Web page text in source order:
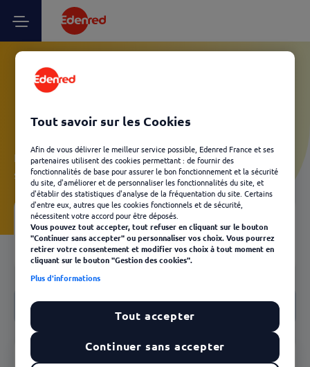
Vos questions Client
Kadéos - Nous contacter
Laissez-vous guider et découvrez, en quelques clics, les
solutions Edenred les plus adaptées à votre besoin.
04 Votre FAQ
Retour
Nous contacter
Vous souhaitez nous contacter ?
Tout savoir sur les Cookies
Afin de vous délivrer le meilleur service possible, Edenred France et ses
partenaires utilisent des cookies permettant : de fournir des
fonctionnalités de base pour assurer le bon fonctionnement et la sécurité
du site, d'améliorer et de personnaliser les fonctionnalités du site, et
d'établir des statistiques d'analyse de la fréquentation du site. Certains
d'entre eux, autres que les cookies fonctionnels et de sécurité,
nécessitent votre accord pour être déposés.
Vous pouvez tout accepter, tout refuser en cliquant sur le bouton
"Continuer sans accepter" ou personnaliser vos choix. Vous pourrez
retirer votre consentement et modifier vos choix à tout moment en
cliquant sur le bouton "Gestion des cookies".
Plus d'informations
Continuer sans accepter
Tout accepter